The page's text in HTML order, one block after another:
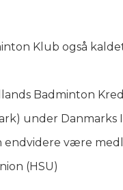
Klub også
Badminton
under
endvidere være
(HSU)